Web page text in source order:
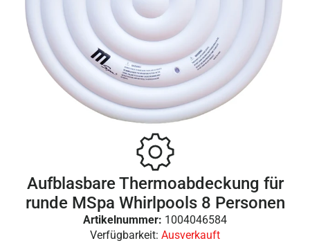
Aufblasbare Thermoabdeckung für
runde MSpa Whirlpools 8 Personen
Artikelnummer: 1004046584
Verfügbarkeit: Ausverkauft